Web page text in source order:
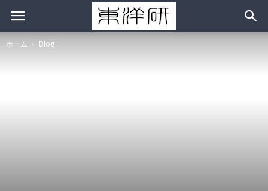
ホーム Blog